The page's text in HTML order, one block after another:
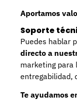
Aportamos
Soporte
Puedes hablar
directo a
marketing para
entregabilidad,
Te ayudamos